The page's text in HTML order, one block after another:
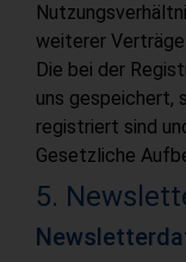
weiterer Verträge
Die bei der
uns gespeichert,
registriert sind
Gesetzliche
5.